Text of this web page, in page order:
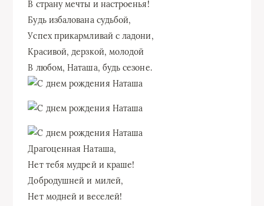
В страну мечты и настроенья!
Будь избалована судьбой,
Успех прикармливай с ладони,
Красивой, дерзкой, молодой
В любом, Наташа, будь сезоне.
Драгоценная Наташа,
Нет тебя мудрей и краше!
Добродушней и милей,
Нет модней и веселей!